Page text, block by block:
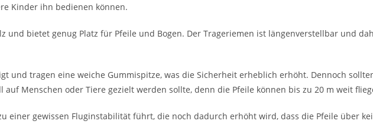
Kinder ihn bedienen können.
und bietet genug Platz für Pfeile und Bogen. Der Trageriemen ist längenverstellbar und
und tragen eine weiche Gummispitze, was die Sicherheit erheblich erhöht. Dennoch
Menschen oder Tiere gezielt werden sollte, denn die Pfeile können bis zu 20 m weit
einer gewissen Fluginstabilität führt, die noch dadurch erhöht wird, dass die Pfeile über